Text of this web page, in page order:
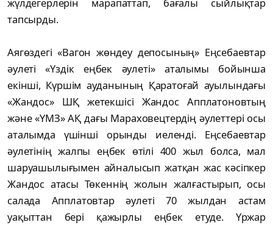
тапсырды.
Аягөздегі «Вагон жөндеу депосының» Еңсебаевтар
әулеті «Үздік еңбек әулеті» аталымы бойынша
екінші, Күршім ауданының Қаратоғай ауылындағы
«Жандос» ШҚ жетекшісі Жандос Апплатоновтың
және «ҮМЗ» АҚ дағы Мараховецтердің әулеттері осы
аталымда үшінші орынды иеленді. Еңсебаевтар
әулетінің жалпы еңбек өтілі 400 жыл болса, мал
шаруашылығымен айналысып жатқан жас кәсіпкер
Жандос атасы Төкеннің жолын жалғастырып, осы
салада Апплатовтар әулеті 70 жылдан астам
уақыттан бері қажырлы еңбек етуде. Үржар